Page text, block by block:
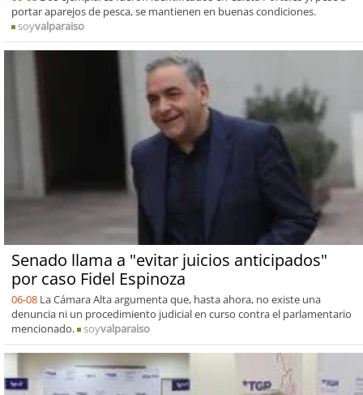
portar aparejos de pesca, se mantienen en buenas condiciones.
soyvalparaiso
Senado llama a "evitar juicios anticipados"
por caso Fidel Espinoza
06-08 La Cámara Alta argumenta que, hasta ahora, no existe una
denuncia ni un procedimiento judicial en curso contra el parlamentario
mencionado.
soyvalparaiso